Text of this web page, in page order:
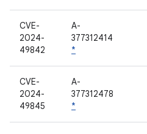
CVE-
2024-
49842
A-
377312414
*
CVE-
2024-
49845
A-
377312478
*